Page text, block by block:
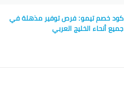
كود خصم تيمو: فرص توفير مذهلة في
جميع أنحاء الخليج العربي